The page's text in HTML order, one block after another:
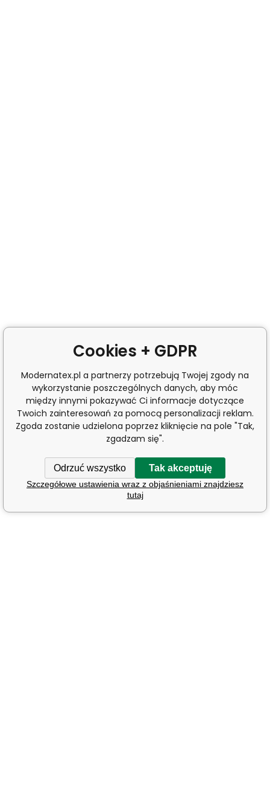
Cookies + GDPR
Modernatex.pl a partnerzy potrzebują Twojej zgody na
wykorzystanie poszczególnych danych, aby móc
między innymi pokazywać Ci informacje dotyczące
Twoich zainteresowań za pomocą personalizacji reklam.
Zgoda zostanie udzielona poprzez kliknięcie na pole "Tak,
zgadzam się".
Odrzuć wszystko Tak akceptuję
Szczegółowe ustawienia wraz z objaśnieniami znajdziesz
tutaj